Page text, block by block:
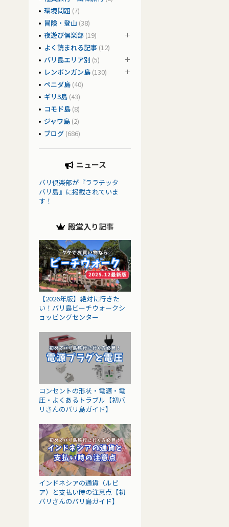
環境問題 (7)
冒険・登山 (38)
夜遊び倶楽部 (19)
よく読まれる記事 (12)
バリ島エリア別 (5)
レンボンガン島 (130)
ペニダ島 (40)
ギリ3島 (43)
コモド島 (8)
ジャワ島 (2)
ブログ (686)
ニュース
バリ倶楽部が『ララチッタ
バリ島』に掲載されていま
す！
殿堂入り記事
【2026年版】絶対に行きた
い！バリ島ビーチウォークシ
ョッピングセンター
コンセントの形状・電源・電
圧・よくあるトラブル【初バ
リさんのバリ島ガイド】
インドネシアの通貨（ルピ
ア）と支払い時の注意点【初
バリさんのバリ島ガイド】